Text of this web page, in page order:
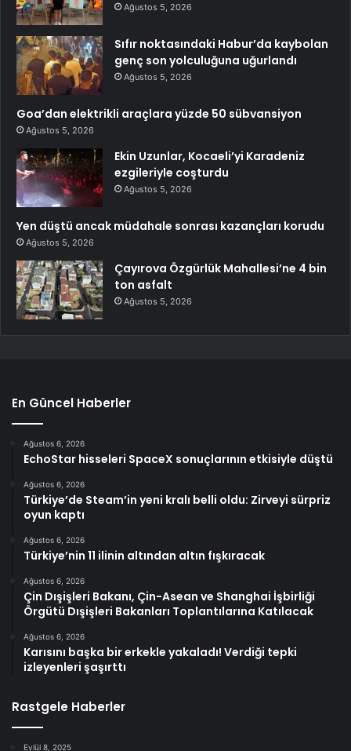
Ağustos 5, 2026
Sıfır noktasındaki Habur’da kaybolan
genç son yolculuğuna uğurlandı
Ağustos 5, 2026
Goa’dan elektrikli araçlara yüzde 50 sübvansiyon
Ağustos 5, 2026
Ekin Uzunlar, Kocaeli’yi Karadeniz
ezgileriyle coşturdu
Ağustos 5, 2026
Yen düştü ancak müdahale sonrası kazançları korudu
Ağustos 5, 2026
Çayırova Özgürlük Mahallesi’ne 4 bin
ton asfalt
Ağustos 5, 2026
En Güncel Haberler
Ağustos 6, 2026
EchoStar hisseleri SpaceX sonuçlarının etkisiyle düştü
Ağustos 6, 2026
Türkiye’de Steam’in yeni kralı belli oldu: Zirveyi sürpriz
oyun kaptı
Ağustos 6, 2026
Türkiye’nin 11 ilinin altından altın fışkıracak
Ağustos 6, 2026
Çin Dışişleri Bakanı, Çin-Asean ve Shanghai İşbirliği
Örgütü Dışişleri Bakanları Toplantılarına Katılacak
Ağustos 6, 2026
Karısını başka bir erkekle yakaladı! Verdiği tepki
izleyenleri şaşırttı
Rastgele Haberler
Eylül 8, 2025